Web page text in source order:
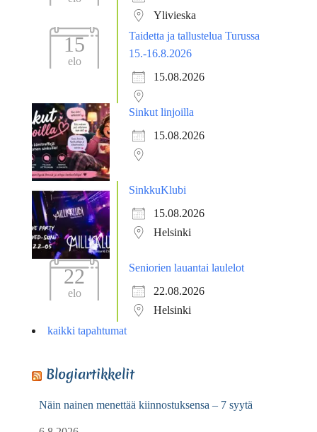
Ylivieska
15
elo
Taidetta ja tallustelua Turussa
15.-16.8.2026
15.08.2026
Sinkut linjoilla
15.08.2026
SinkkuKlubi
15.08.2026
Helsinki
22
elo
Seniorien lauantai laulelot
22.08.2026
Helsinki
kaikki tapahtumat
Blogiartikkelit
Näin nainen menettää kiinnostuksensa – 7 syytä